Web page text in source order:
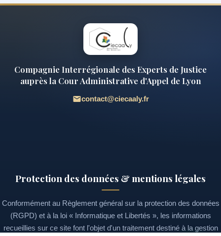
Compagnie Interrégionale des Experts de Justice
auprès la Cour Administrative d'Appel de Lyon
contact@ciecaaly.fr
Protection des données & mentions légales
Conformément au Règlement général sur la protection des données
(RGPD) et à la loi « Informatique et Libertés », les informations
recueillies sur ce site font l'objet d'un traitement destiné à la gestion